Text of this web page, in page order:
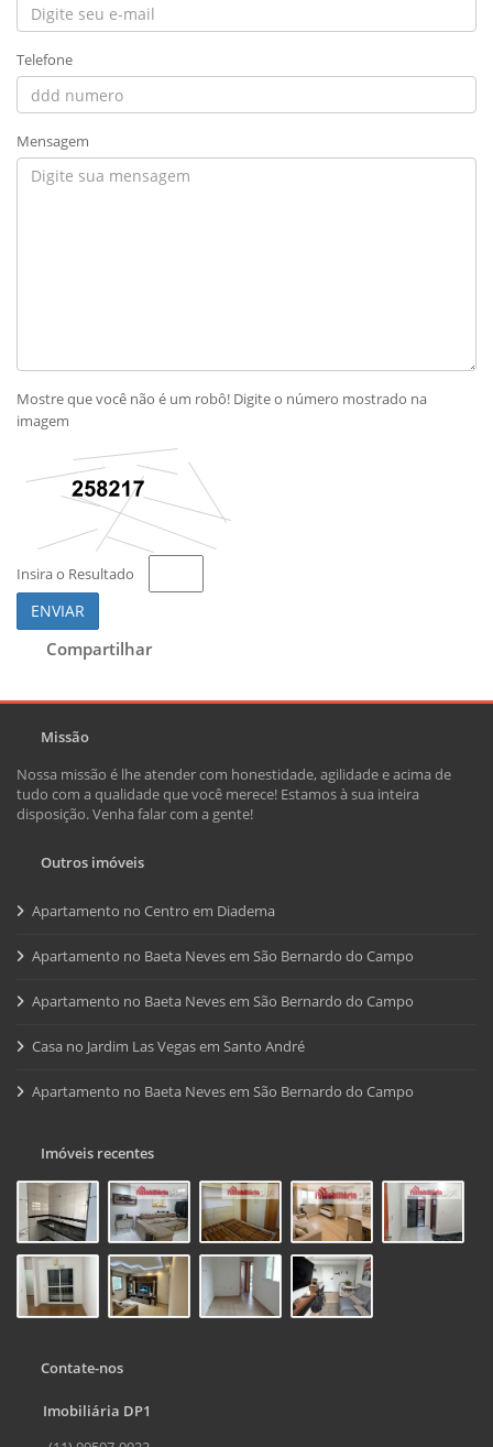
Telefone
Mensagem
Mostre que você não é um robô! Digite o número mostrado na
imagem
Insira o Resultado
ENVIAR
Compartilhar
Missão
Nossa missão é lhe atender com honestidade, agilidade e acima de
tudo com a qualidade que você merece! Estamos à sua inteira
disposição. Venha falar com a gente!
Outros imóveis
Apartamento no Centro em Diadema
Apartamento no Baeta Neves em São Bernardo do Campo
Apartamento no Baeta Neves em São Bernardo do Campo
Casa no Jardim Las Vegas em Santo André
Apartamento no Baeta Neves em São Bernardo do Campo
Imóveis recentes
Contate-nos
Imobiliária DP1